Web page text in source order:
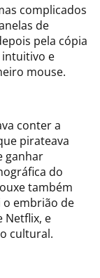
complicados
de
pela cópia
intuitivo e
mouse.
conter a
pirateava
ganhar
do
também
o embrião de
Netflix, e
cultural.